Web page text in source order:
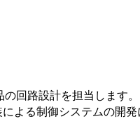
回路設計を担当します。
よる制御システムの開発